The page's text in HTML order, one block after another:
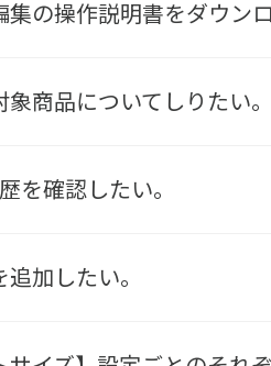
の操作説明書をダウン
商品についてしりたい。
を確認したい。
加したい。